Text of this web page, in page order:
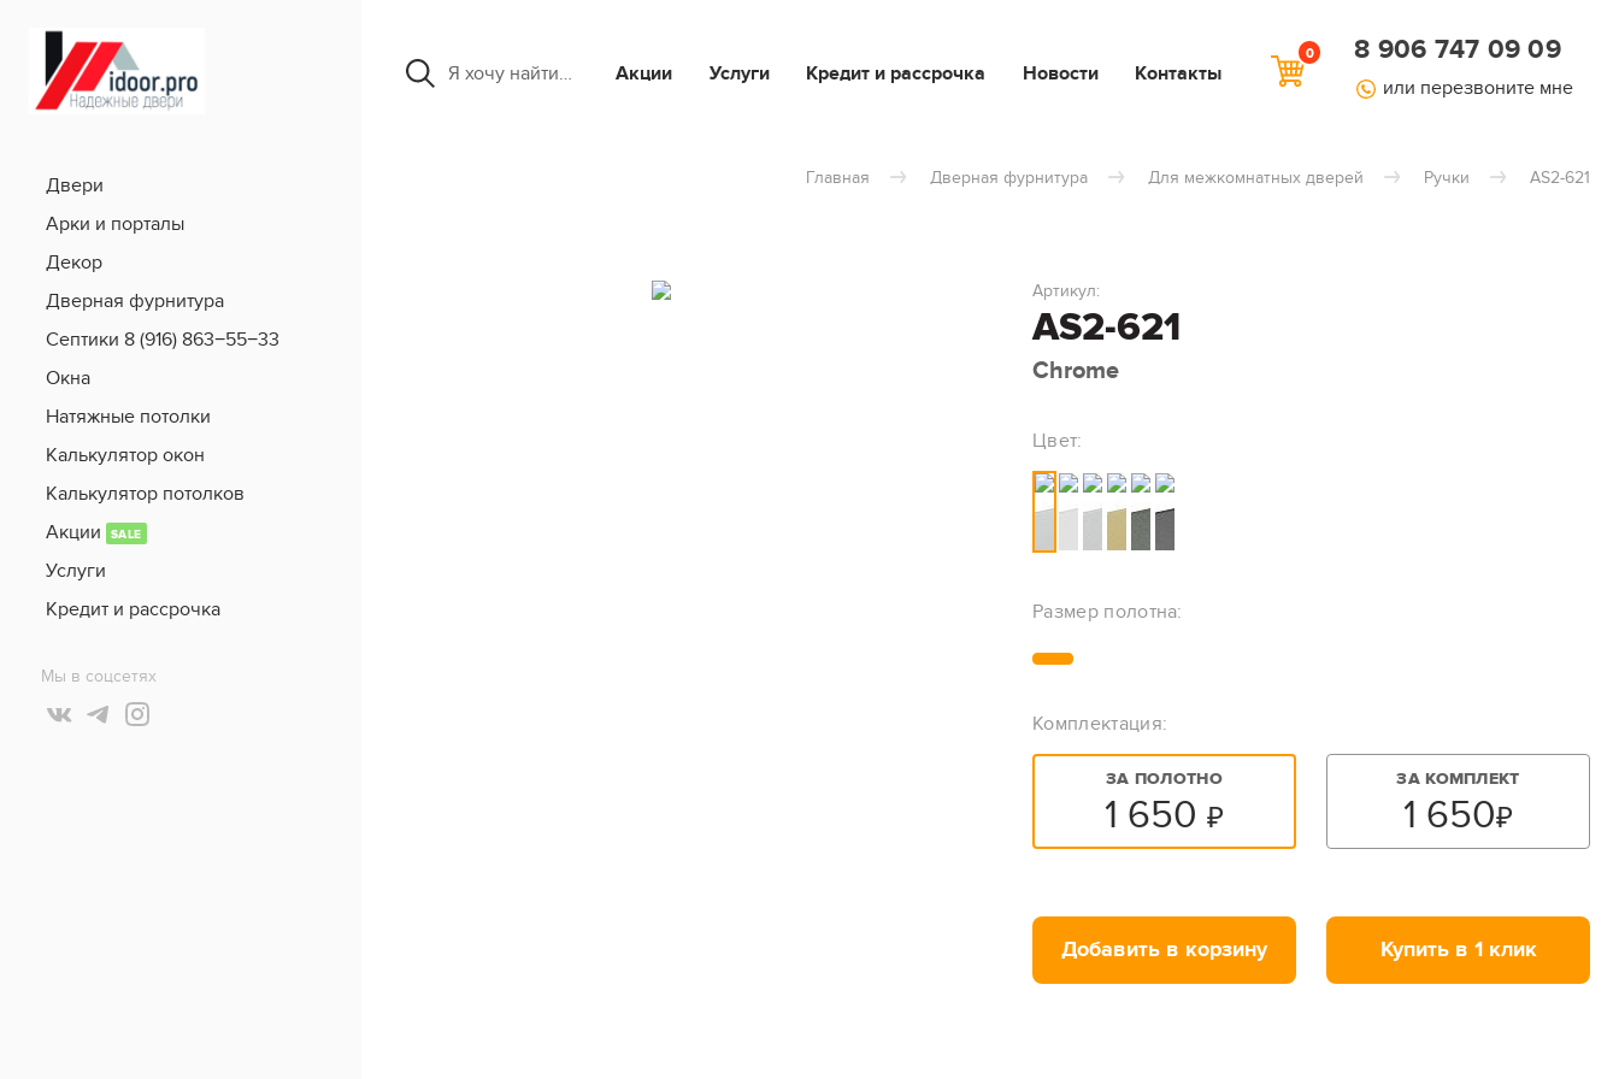
Я хочу найти… Акции Услуги Кредит и рассрочка Новости Контакты
0 8 906 747 09 09
или перезвоните мне
Двери
Арки и порталы
Декор
Дверная фурнитура
Септики 8 (916) 863−55−33
Окна
Натяжные потолки
Калькулятор окон
Калькулятор потолков
Акции
SALE
Услуги
Кредит и рассрочка
Мы в соцсетях
Главная Дверная фурнитура Для межкомнатных дверей Ручки AS2-621
AS2-621
Артикул:
Chrome
Цвет:
Размер полотна:
Комплектация:
ЗА ПОЛОТНО
1 650 ₽
ЗА КОМПЛЕКТ
1 650₽
Добавить в корзину Купить в 1 клик